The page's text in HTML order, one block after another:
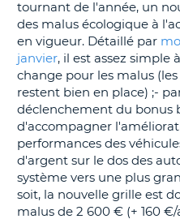
tournant de l'année, un
des malus écologique à
en vigueur. Détaillé par
janvier, il est assez simple
change pour les malus
restent bien en place) ;-
déclenchement du bonus
d'accompagner
performances des
d'argent sur le dos des
système vers une plus
soit, la nouvelle grille est
malus de 2 600 € (+ 160 €/